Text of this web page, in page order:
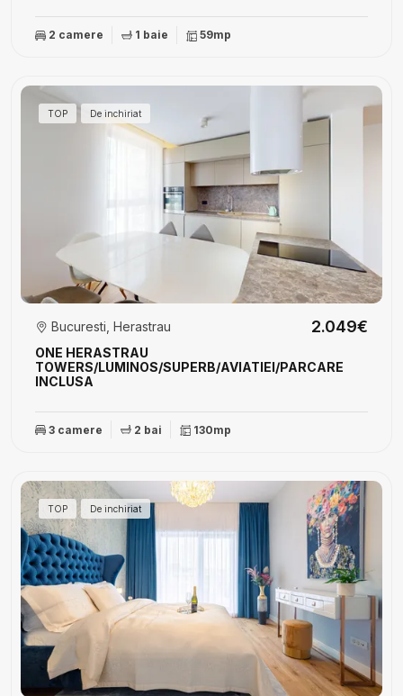
2 camere 1 baie 59mp
TOP De inchiriat
ONE HERASTRAU
TOWERS/LUMINOS/SUPERB/AVIATIEI/PARCARE
INCLUSA
Bucuresti, Herastrau 2.049€
3 camere 2 bai 130mp
TOP De inchiriat